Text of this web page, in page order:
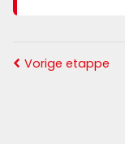
Vorige etappe